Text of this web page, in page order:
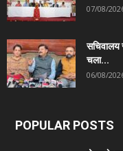
07/08/
सचिवालय
चला...
06/08/
POPULAR POSTS